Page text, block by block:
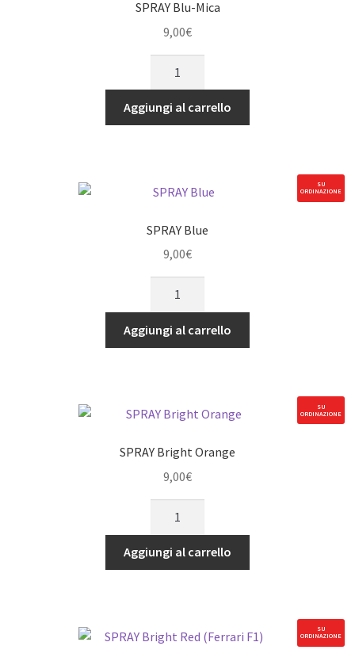
SPRAY Blu-Mica
9,00€
Mica
quantità
Aggiungi al carrello
SU
ORDINAZIONE
SPRAY Blue
9,00€
quantità
Aggiungi al carrello
SU
ORDINAZIONE
SPRAY Bright Orange
9,00€
Orange
quantità
Aggiungi al carrello
SU
ORDINAZIONE